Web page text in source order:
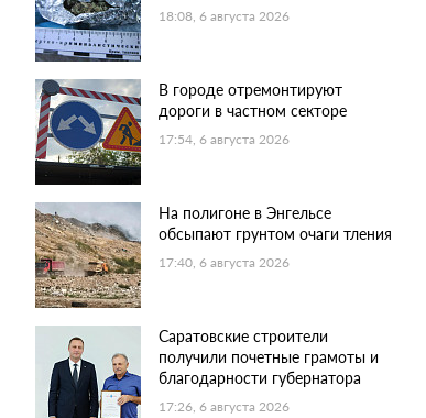
18:08, 6 августа 2026
В городе отремонтируют
дороги в частном секторе
17:54, 6 августа 2026
На полигоне в Энгельсе
обсыпают грунтом очаги тления
17:40, 6 августа 2026
Саратовские строители
получили почетные грамоты и
благодарности губернатора
17:26, 6 августа 2026